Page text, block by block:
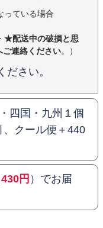
っている場合
★配送中の破損と思
ご連絡ください。）
さい。
四国・九州１個
、クール便＋440
430円 ）でお届